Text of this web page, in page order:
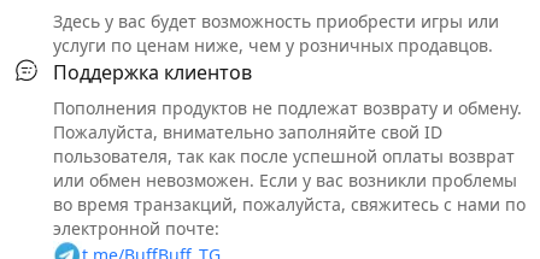
Здесь у вас будет возможность приобрести игры или
услуги по ценам ниже, чем у розничных продавцов.
Поддержка клиентов
Пополнения продуктов не подлежат возврату и обмену.
Пожалуйста, внимательно заполняйте свой ID
пользователя, так как после успешной оплаты возврат
или обмен невозможен. Если у вас возникли проблемы
во время транзакций, пожалуйста, свяжитесь с нами по
электронной почте:
t.me/BuffBuff_TG